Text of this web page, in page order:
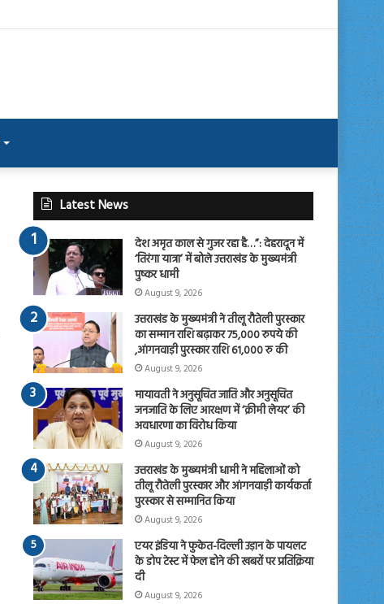
Latest News
देश अमृत काल से गुजर रहा है…”: देहरादून में
‘तिरंगा यात्रा’ में बोले उत्तराखंड के मुख्यमंत्री
पुष्कर धामी
August 9, 2026
उत्तराखंड के मुख्यमंत्री ने तीलू रौतेली पुरस्कार
का सम्मान राशि बढ़ाकर 75,000 रुपये की
,आंगनवाड़ी पुरस्कार राशि 61,000 रु की
August 9, 2026
मायावती ने अनुसूचित जाति और अनुसूचित
जनजाति के लिए आरक्षण में ‘क्रीमी लेयर’ की
अवधारणा का विरोध किया
August 9, 2026
उत्तराखंड के मुख्यमंत्री धामी ने महिलाओं को
तीलू रौतेली पुरस्कार और आंगनवाड़ी कार्यकर्ता
पुरस्कार से सम्मानित किया
August 9, 2026
एयर इंडिया ने फुकेत-दिल्ली उड़ान के पायलट
के डोप टेस्ट में फेल होने की खबरों पर प्रतिक्रिया
दी
August 9, 2026